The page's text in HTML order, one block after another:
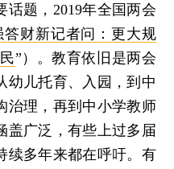
话题，2019年全国两会
答财新记者问：更大规
”）。教育依旧是两会
幼儿托育、入园，到中
治理，再到中小学教师
盖广泛，有些上过多届
续多年来都在呼吁。有